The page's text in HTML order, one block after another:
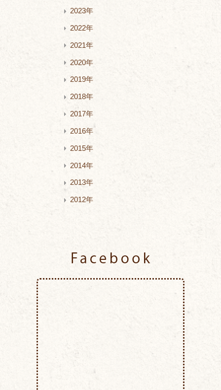
2023年
2022年
2021年
2020年
2019年
2018年
2017年
2016年
2015年
2014年
2013年
2012年